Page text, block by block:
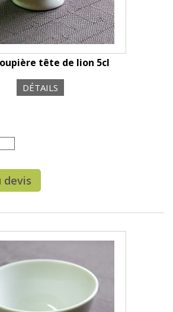
tête de lion 5cl
DÉTAILS
devis